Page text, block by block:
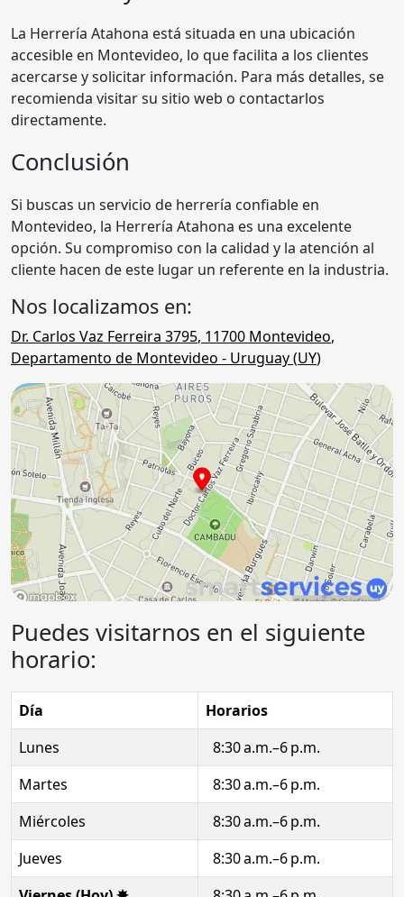
La Herrería Atahona está situada en una ubicación
accesible en Montevideo, lo que facilita a los clientes
acercarse y solicitar información. Para más detalles, se
recomienda visitar su sitio web o contactarlos
directamente.
Conclusión
Si buscas un servicio de herrería confiable en
Montevideo, la Herrería Atahona es una excelente
opción. Su compromiso con la calidad y la atención al
cliente hacen de este lugar un referente en la industria.
Nos localizamos en:
Dr. Carlos Vaz Ferreira 3795, 11700 Montevideo,
Departamento de Montevideo - Uruguay (UY)
Puedes visitarnos en el siguiente
horario:
Día
Horarios
Lunes
8:30 a.m.–6 p.m.
Martes
8:30 a.m.–6 p.m.
Miércoles
8:30 a.m.–6 p.m.
Jueves
8:30 a.m.–6 p.m.